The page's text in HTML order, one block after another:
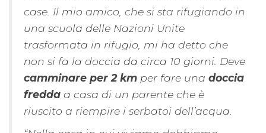
case. Il mio amico, che si sta rifugiando in
una scuola delle Nazioni Unite
trasformata in rifugio, mi ha detto che
non si fa la doccia da circa 10 giorni. Deve
camminare per 2 km per fare una doccia
fredda a casa di un parente che è
riuscito a riempire i serbatoi dell’acqua.